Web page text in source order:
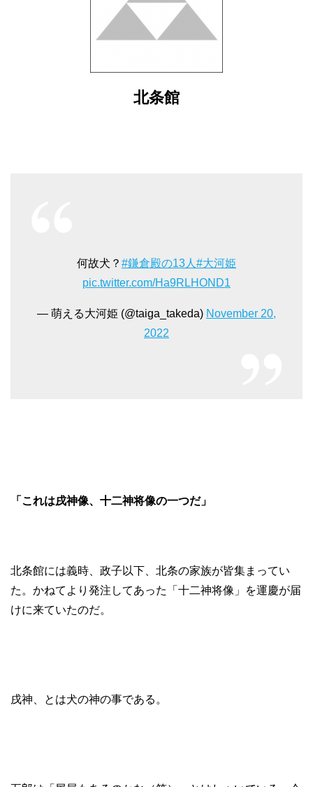
北条館
何故犬？ #鎌倉殿の13人 #大河姫
pic.twitter.com/Ha9RLHOND1
— 萌える大河姫 (@taiga_takeda) November 20,
2022
「これは戌神像、十二神将像の一つだ」
北条館には義時、政子以下、北条の家族が皆集まってい
た。かねてより発注してあった「十二神将像」を運慶が届
けに来ていたのだ。
戌神、とは犬の神の事である。